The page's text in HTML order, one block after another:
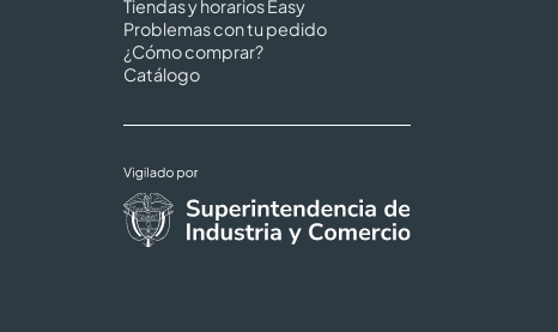
Tiendas y horarios Easy
Problemas con tu pedido
¿Cómo comprar?
Catálogo